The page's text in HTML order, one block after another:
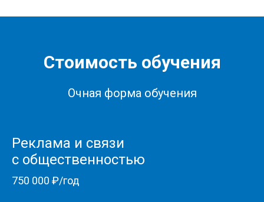
Стоимость обучения
Очная форма обучения
Реклама и связи
с общественностью
750 000 ₽/год